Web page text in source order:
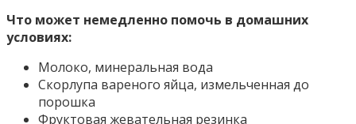
Что может немедленно помочь в домашних
условиях:
Молоко, минеральная вода
Скорлупа вареного яйца, измельченная до
порошка
Фруктовая жевательная резинка